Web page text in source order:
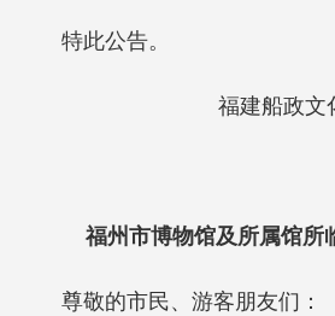
特此公告。
福建船政文
福州市博物馆及所属馆所
尊敬的市民、游客朋友们：